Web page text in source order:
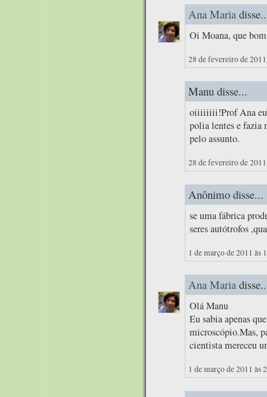
Ana Maria
Oi Moana, que
28 de fevereiro de
Manu disse...
oiiiiiiii!Prof Ana eu
polia lentes e fazia
pelo assunto.
28 de fevereiro de
Anônimo disse...
se uma fábrica
seres autótrofos
1 de março de 2011 às
Ana Maria
Olá Manu
Eu sabia apenas
microscópio.Mas,
cientista mereceu
1 de março de 2011 às